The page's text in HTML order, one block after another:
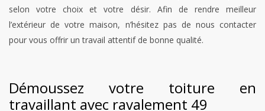
selon votre choix et votre désir. Afin de rendre meilleur
l’extérieur de votre maison, n’hésitez pas de nous contacter
pour vous offrir un travail attentif de bonne qualité.
Démoussez votre toiture en
travaillant avec ravalement 49